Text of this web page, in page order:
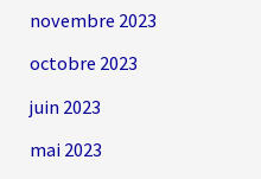
novembre 2023
octobre 2023
juin 2023
mai 2023